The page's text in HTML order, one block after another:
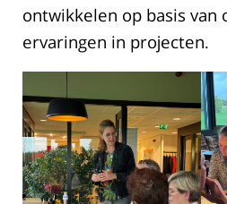
ontwikkelen op basis van
ervaringen in projecten.